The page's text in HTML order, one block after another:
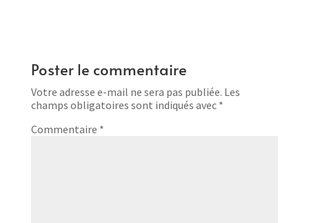
Poster le commentaire
Votre adresse e-mail ne sera pas publiée. Les
champs obligatoires sont indiqués avec *
Commentaire *